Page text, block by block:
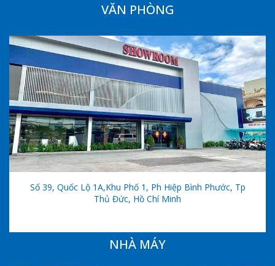
VĂN PHÒNG
Số 39, Quốc Lộ 1A,khu Phố 1, Ph Hiệp Bình Phước, Tp
Thủ Đức, Hồ Chí Minh
NHÀ MÁY